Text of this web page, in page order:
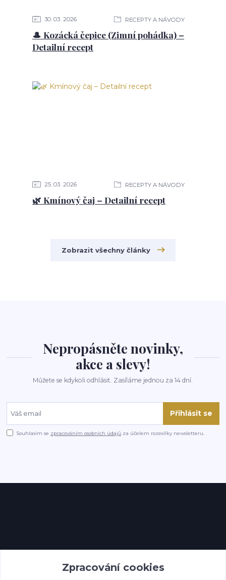
30 03 2026 RECEPTY A NÁVODY
🎩 Kozácká čepice (Zimní pohádka) –
Detailní recept
25 03 2026 RECEPTY A NÁVODY
🌿 Kmínový čaj – Detailní recept
Zobrazit všechny články
Nepropásněte novinky,
akce a slevy!
Můžete se kdykoli odhlásit. Zasíláme jednou za 14 dní.
Přihlásit se
Souhlasím se zpracováním osobních údajů za účelem rozesílky newsletteru.
Zpracování cookies